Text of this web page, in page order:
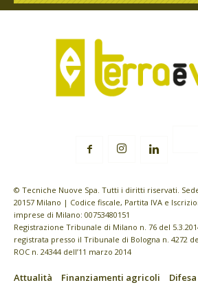
© Tecniche Nuove Spa. Tutti i diritti riservati.
20157 Milano | Codice fiscale, Partita IVA e
imprese di Milano: 00753480151
Registrazione Tribunale di Milano n. 76 del
registrata presso il Tribunale di Bologna n. 4272
ROC n. 24344 dell’11 marzo 2014
Attualità Finanziamenti agricoli